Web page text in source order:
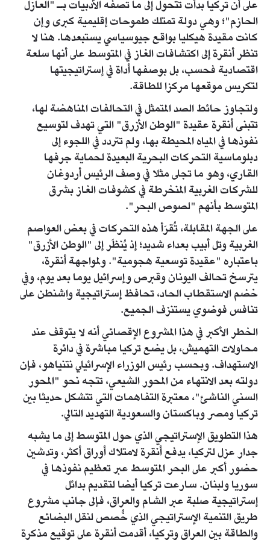
على أن تركيا بدأت تتحول إلى ما تصفه الأدبيات بـ "العازل
الحازم"؛ وهي دولة تمتلك طموحات إقليمية كبرى وإن
كانت مقيدة هيكليا بواقع جيوسياسي يستبعدها. هنا لا
تنظر أنقرة إلى اكتشافات الغاز في المتوسط على أنها سلعة
اقتصادية فحسب، بل بوصفها أداة في إستراتيجيتها
لتكريس موقعها مركزا للطاقة.
ولتجاوز حائط الصد المتمثل في التحالفات المناهضة لها،
تتبنى أنقرة عقيدة "الوطن الأزرق" التي تهدف لتوسيع
نفوذها في المياه المحيطة بها، ولم تتردد في اللجوء إلى
دبلوماسية التحركات البحرية البعيدة لحماية جرفها
القاري، وهو ما تجلى مثلا في وصف الرئيس أردوغان
للشركات الغربية المنخرطة في كشوفات الغاز بشرق
المتوسط بأنهم "لصوص البحر".
على الجهة المقابلة، تُقرَأ هذه التحركات في بعض العواصم
الغربية وتل أبيب بعداء شديد؛ إذ يُنظَر إلى "الوطن الأزرق"
باعتباره "عقيدة توسعية هجومية". ولمواجهة أنقرة،
يترسخ تحالف اليونان وقبرص وإسرائيل يوما بعد يوم، وفي
خضم الاستقطاب الحاد، تحافظ إستراتيجية واشنطن على
تنافس فوضوي يستنزف الجميع.
الخطر الأكبر في هذا المشروع الإقصائي أنه لا يتوقف عند
محاولات التهميش، بل يضع تركيا مباشرة في دائرة
الاستهداف. وبحسب رئيس الوزراء الإسرائيلي نتنياهو، فإن
دولته بعد الانتهاء من المحور الشيعي، تتجه نحو "المحور
السني الناشئ"، معتبرة التفاهمات التي تتشكل حديثا بين
تركيا ومصر وباكستان والسعودية التهديد التالي.
هذا التطويق الإستراتيجي الذي حول المتوسط إلى ما يشبه
جدار عزل لتركيا، يدفع أنقرة لامتلاك أوراق أكثر، وتدشين
حضور أكبر على البحر المتوسط عبر تعظيم نفوذها في
سوريا ولبنان. سارعت تركيا أيضا لتقديم بدائل
إستراتيجية صلبة عبر الشام والعراق، فإلى جانب مشروع
طريق التنمية الإستراتيجي الذي خُصص لنقل البضائع
والطاقة بين العراق وتركيا، أقدمت أنقرة على توقيع مذكرة